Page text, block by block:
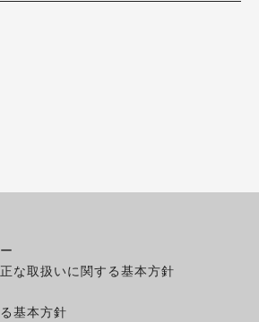
な取扱いに関する基本方針
基本方針